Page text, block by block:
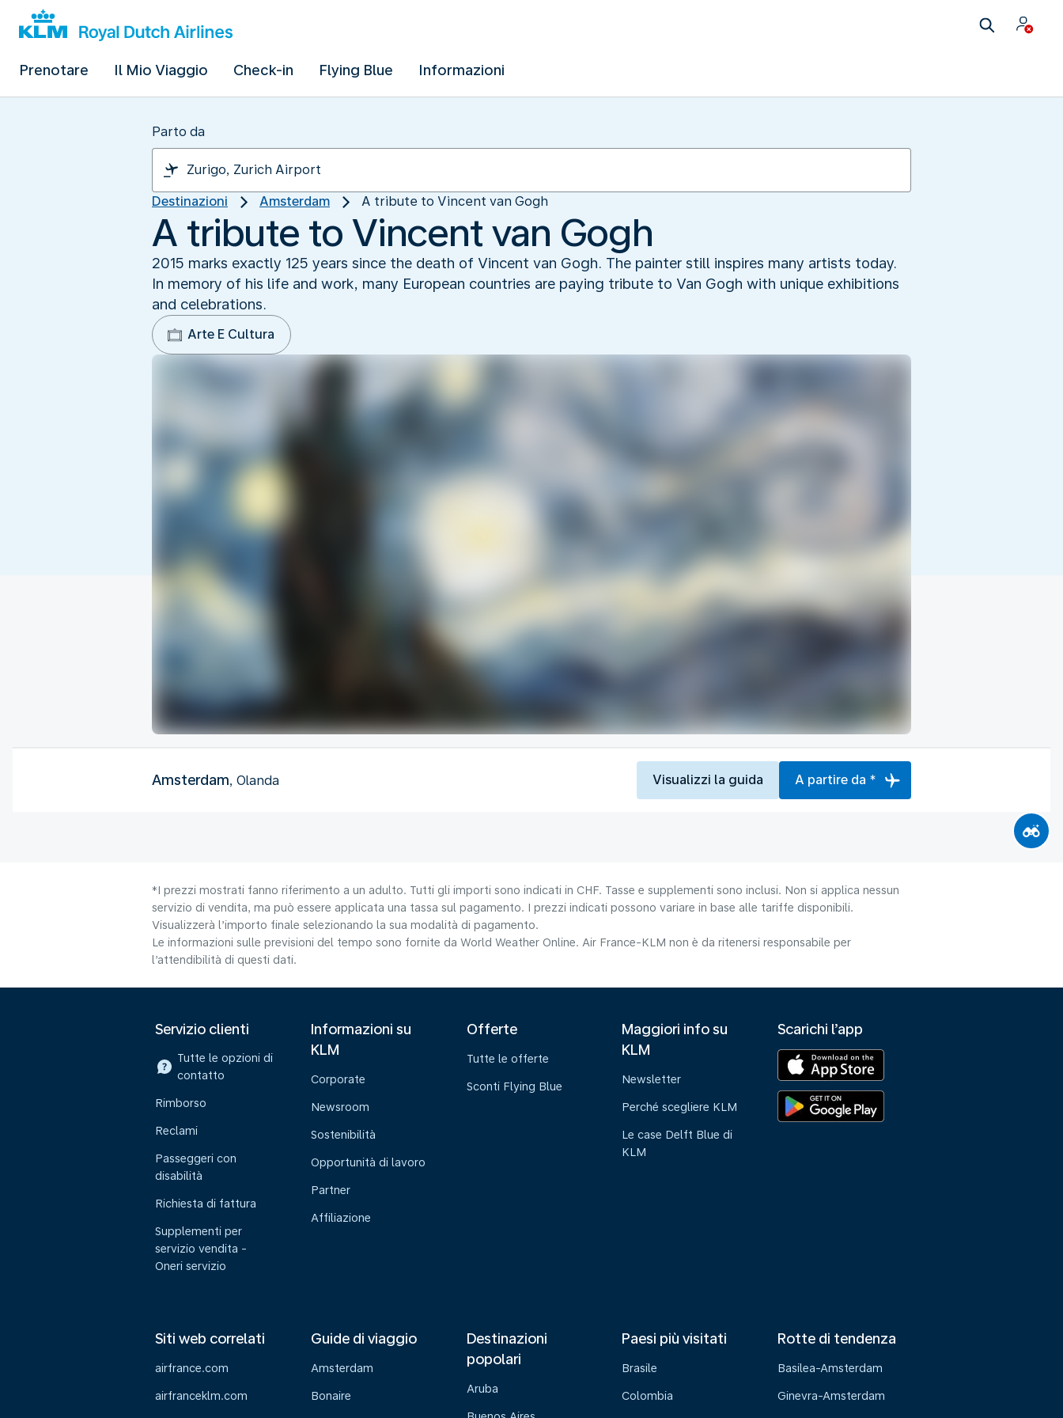
Prenotare Il Mio Viaggio Check-in Flying Blue Informazioni
Parto da
Destinazioni Amsterdam A tribute to Vincent van Gogh
A tribute to Vincent van Gogh
2015 marks exactly 125 years since the death of Vincent van Gogh. The painter still inspires many artists today.
In memory of his life and work, many European countries are paying tribute to Van Gogh with unique exhibitions
and celebrations.
Arte E Cultura
Amsterdam, Olanda Visualizzi la guida A partire da *
*I prezzi mostrati fanno riferimento a un adulto. Tutti gli importi sono indicati in CHF. Tasse e supplementi sono inclusi. Non si applica nessun
servizio di vendita, ma può essere applicata una tassa sul pagamento. I prezzi indicati possono variare in base alle tariffe disponibili.
Visualizzerà l’importo finale selezionando la sua modalità di pagamento.
Le informazioni sulle previsioni del tempo sono fornite da World Weather Online. Air France-KLM non è da ritenersi responsabile per
l’attendibilità di questi dati.
Servizio clienti
Tutte le opzioni di
contatto
Rimborso
Reclami
Passeggeri con
disabilità
Richiesta di fattura
Supplementi per
servizio vendita -
Oneri servizio
Informazioni su
KLM
Corporate
Newsroom
Sostenibilità
Opportunità di lavoro
Partner
Affiliazione
Offerte
Tutte le offerte
Sconti Flying Blue
Maggiori info su
KLM
Newsletter
Perché scegliere KLM
Le case Delft Blue di
KLM
Scarichi l’app
Siti web correlati
airfrance.com
airfranceklm.com
Guide di viaggio
Amsterdam
Bonaire
Destinazioni
popolari
Aruba
Paesi più visitati
Brasile
Colombia
Rotte di tendenza
Basilea-Amsterdam
Ginevra-Amsterdam